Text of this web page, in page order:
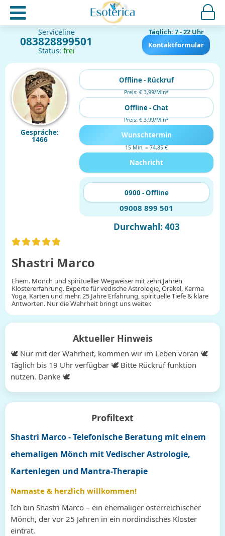
Serviceline
083828899501
Status: frei
Täglich: 7 - 22 Uhr
Kontaktformular
Gespräche:
1466
Shastri Marco
Ehem. Mönch und spiritueller Wegweiser mit zehn Jahren
Klostererfahrung. Experte für vedische Astrologie, Orakel, Karma
Yoga, Karten und mehr. 25 Jahre Erfahrung, spirituelle Tiefe & klare
Antworten. Nur die Wahrheit bringt uns weiter.
Offline - Rückruf
Preis: € 3,99/Min*
Offline - Chat
Preis: € 3,99/Min*
Wunschtermin
15 Min. = 74,85 €
Nachricht
0900 - Offline
09008 899 501
Durchwahl: 403
Aktueller Hinweis
🕊 Nur mit der Wahrheit, kommen wir im Leben voran 🕊
Täglich bis 19 Uhr verfügbar 🕊 Bitte Rückruf funktion
nutzen. Danke 🕊
Profiltext
Shastri Marco - Telefonische Beratung mit einem
ehemaligen Mönch mit Vedischer Astrologie,
Kartenlegen und Mantra-Therapie
Namaste & herzlich willkommen!
Ich bin Shastri Marco – ein ehemaliger österreichischer
Mönch, der vor 25 Jahren in ein nordindisches Kloster
eintrat.